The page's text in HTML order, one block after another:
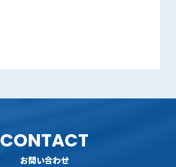
CONTACT
お問い合わせ